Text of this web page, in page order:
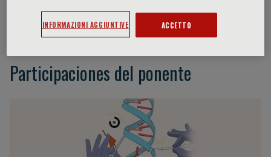
Mauro Perretti
Participaciones del ponente
INFORMAZIONI AGGIUNTIVE ACCETTO